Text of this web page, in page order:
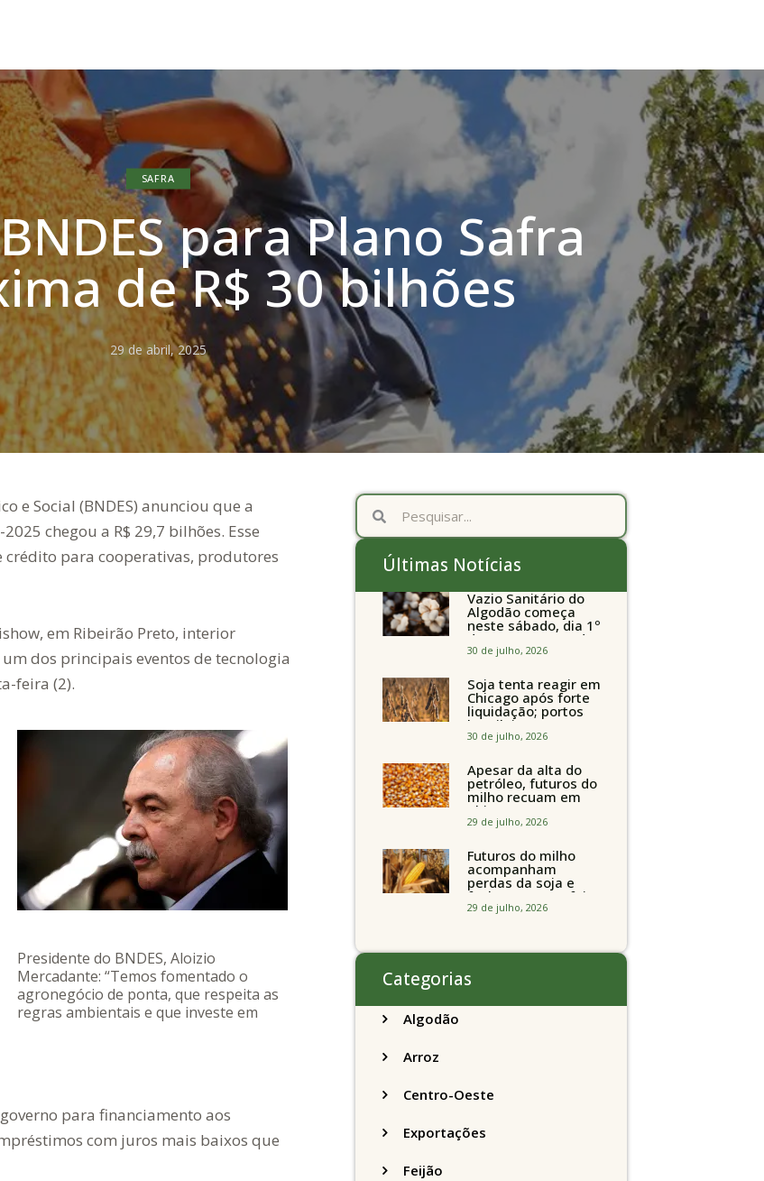
SAFRA
para Plano Safra
de R$ 30 bilhões
29 de abril, 2025
e Social (BNDES) anunciou que a
chegou a R$ 29,7 bilhões. Esse
para cooperativas, produtores
em Ribeirão Preto, interior
dos principais eventos de tecnologia
feira (2).
Presidente do BNDES, Aloizio
Mercadante: “Temos fomentado o
agronegócio de ponta, que respeita as
regras ambientais e que investe em
para financiamento aos
com juros mais baixos que
Últimas Notícias
Vazio Sanitário do
Algodão começa
neste sábado, dia 1º
de agosto, em todo
o Estado de São
30 de julho, 2026
Soja tenta reagir em
Chicago após forte
liquidação; portos
brasileiros seguem
perto de R$ 150/sc
30 de julho, 2026
Apesar da alta do
petróleo, futuros do
milho recuam em
Chicago
acompanhando a
feira
29 de julho, 2026
Futuros do milho
acompanham
perdas da soja e
fecham quarta-feira
caindo 2% em
29 de julho, 2026
Categorias
Algodão
Arroz
Centro-Oeste
Exportações
Feijão